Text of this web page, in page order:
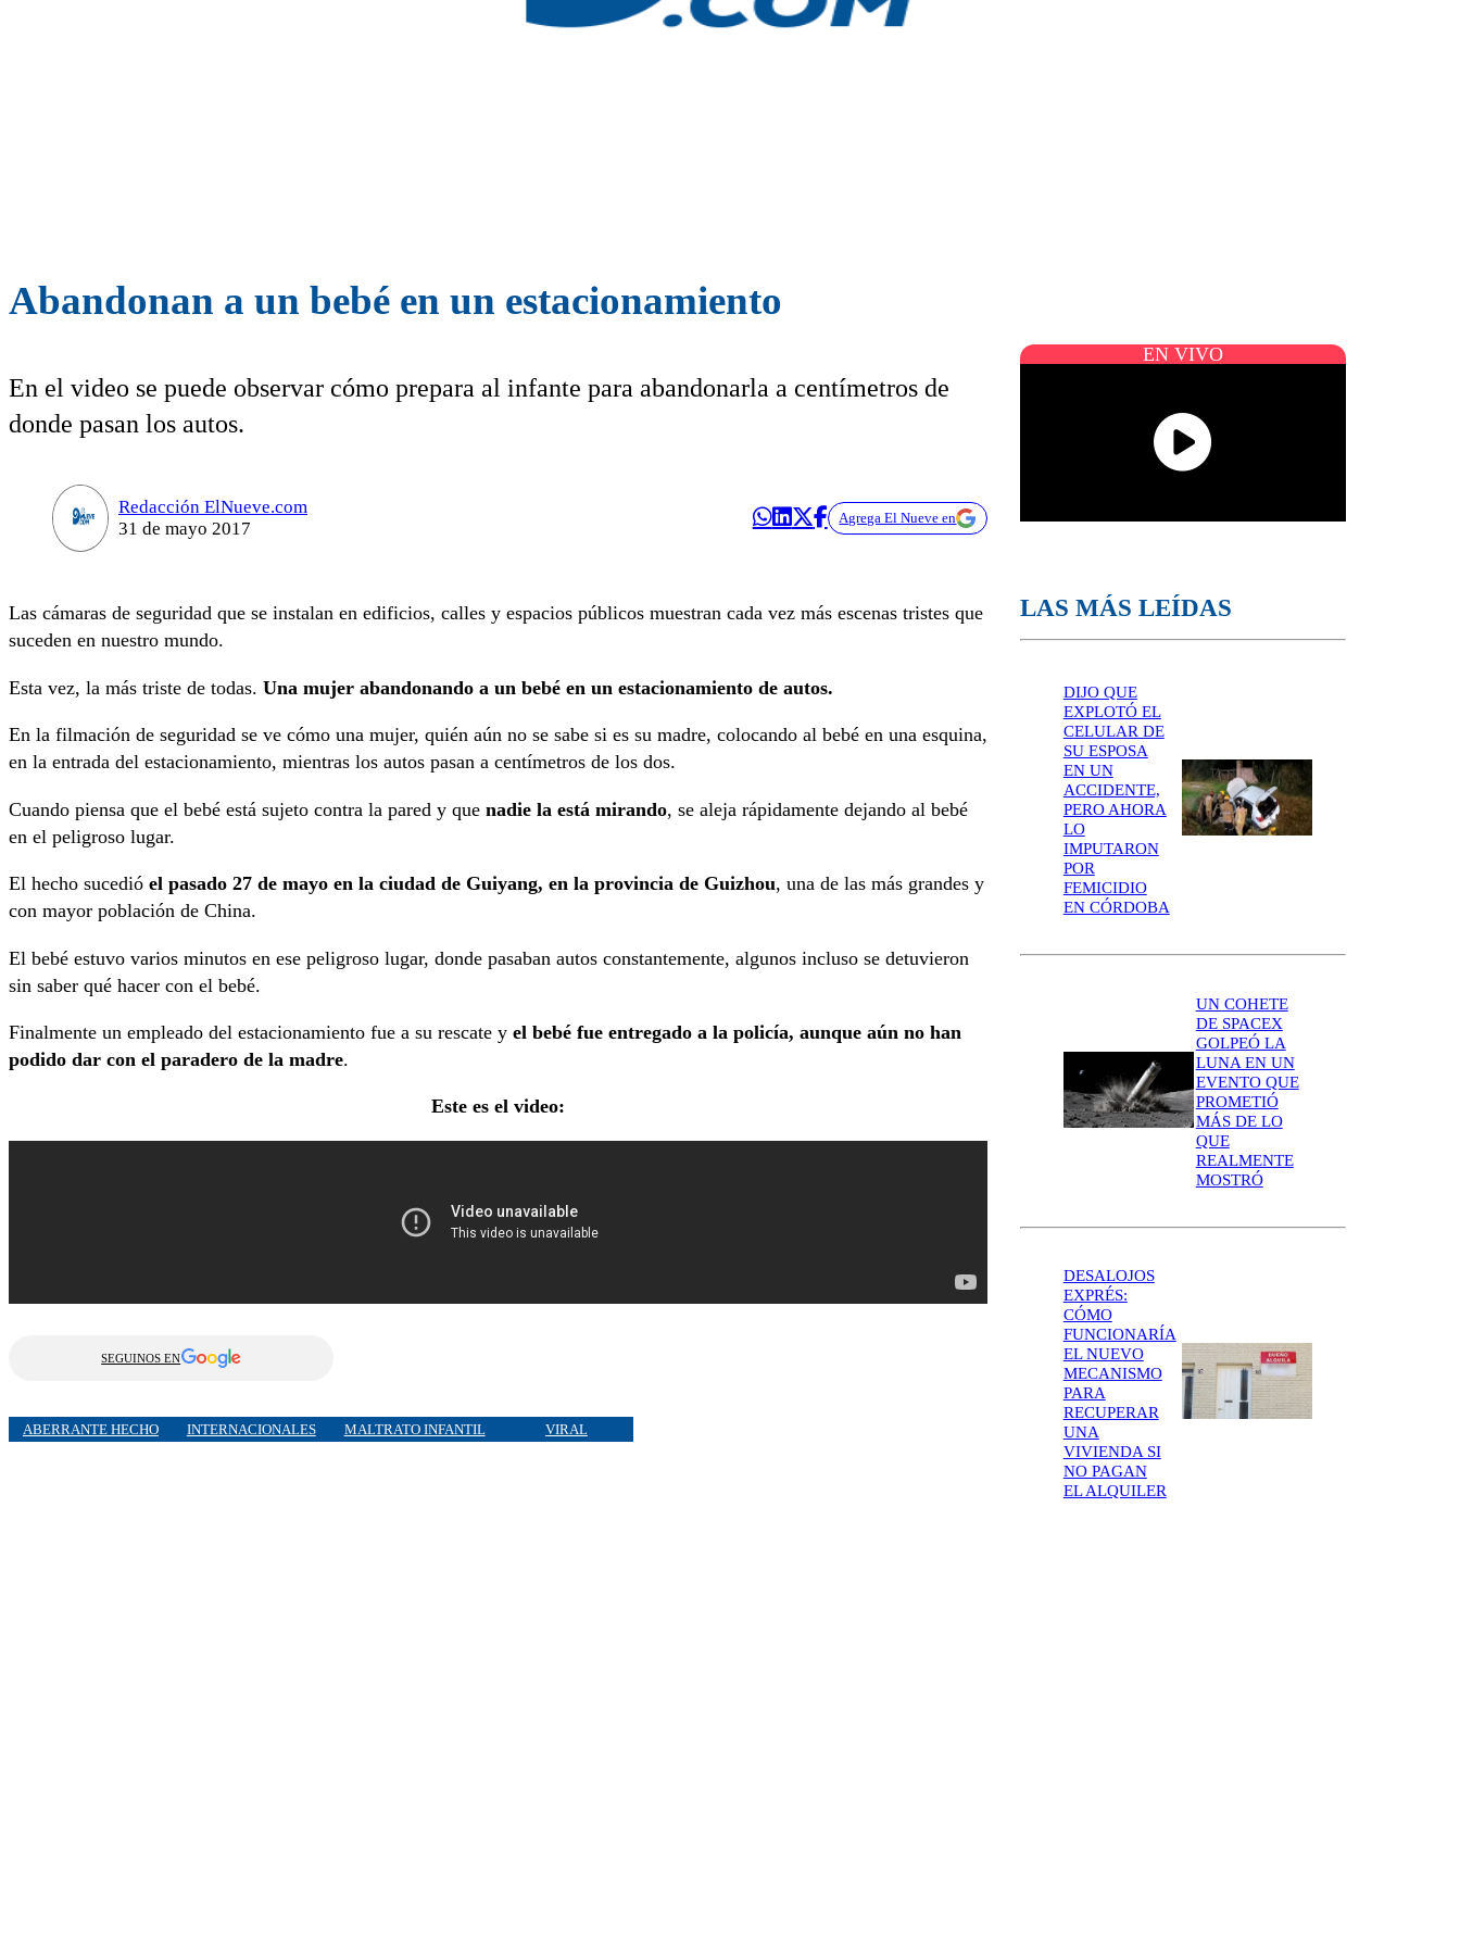
Abandonan a un bebé en un estacionamiento
En el video se puede observar cómo prepara al infante para abandonarla a centímetros de
donde pasan los autos.
Redacción ElNueve.com
31 de mayo 2017
Agrega El Nueve en
Las cámaras de seguridad que se instalan en edificios, calles y espacios públicos muestran cada vez más escenas tristes que
suceden en nuestro mundo.
Esta vez, la más triste de todas. Una mujer abandonando a un bebé en un estacionamiento de autos.
En la filmación de seguridad se ve cómo una mujer, quién aún no se sabe si es su madre, colocando al bebé en una esquina,
en la entrada del estacionamiento, mientras los autos pasan a centímetros de los dos.
Cuando piensa que el bebé está sujeto contra la pared y que nadie la está mirando, se aleja rápidamente dejando al bebé
en el peligroso lugar.
El hecho sucedió el pasado 27 de mayo en la ciudad de Guiyang, en la provincia de Guizhou, una de las más grandes y
con mayor población de China.
El bebé estuvo varios minutos en ese peligroso lugar, donde pasaban autos constantemente, algunos incluso se detuvieron
sin saber qué hacer con el bebé.
Finalmente un empleado del estacionamiento fue a su rescate y el bebé fue entregado a la policía, aunque aún no han
podido dar con el paradero de la madre.
Este es el video:
SEGUINOS EN
ABERRANTE HECHO INTERNACIONALES MALTRATO INFANTIL VIRAL
EN VIVO
LAS MÁS LEÍDAS
DIJO QUE
EXPLOTÓ EL
CELULAR DE
SU ESPOSA
EN UN
ACCIDENTE,
PERO AHORA
LO
IMPUTARON
POR
FEMICIDIO
EN CÓRDOBA
UN COHETE
DE SPACEX
GOLPEÓ LA
LUNA EN UN
EVENTO QUE
PROMETIÓ
MÁS DE LO
QUE
REALMENTE
MOSTRÓ
DESALOJOS
EXPRÉS:
CÓMO
FUNCIONARÍA
EL NUEVO
MECANISMO
PARA
RECUPERAR
UNA
VIVIENDA SI
NO PAGAN
EL ALQUILER